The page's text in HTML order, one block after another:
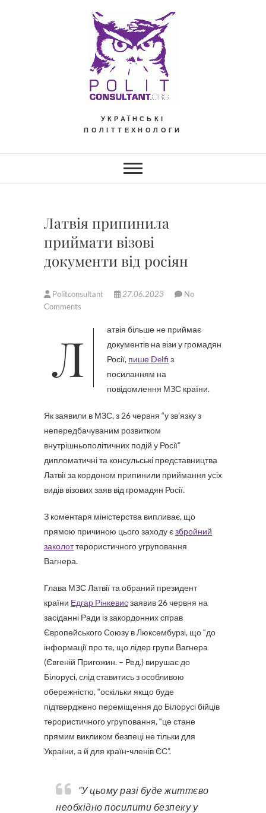
УКРАЇНСЬКІ
ПОЛІТТЕХНОЛОГИ
Латвія припинила
приймати візові
документи від росіян
Politconsultant 27.06.2023
No
Comments
Латвія більше не приймає
документів на візи у громадян
Росії, пише Delfi з
посиланням на
повідомлення МЗС країни.
Як заявили в МЗС, з 26 червня “у зв’язку з
непередбачуваним розвитком
внутрішньополітичних подій у Росії”
дипломатичні та консульські представництва
Латвії за кордоном припинили приймання усіх
видів візових заяв від громадян Росії.
З коментаря міністерства випливає, що
прямою причиною цього заходу єзбройний
заколоттерористичного угруповання
Вагнера.
Глава МЗС Латвії та обраний президент
країни Едгар Рінкевисзаявив 26 червня на
засіданні Ради із закордонних справ
Європейського Союзу в Люксембурзі, що “до
інформації про те, що лідер групи Вагнера
(Євгеній Пригожин. – Ред.) вирушає до
Білорусі, слід ставитись з особливою
обережністю, “оскільки якщо буде
підтверджено переміщення до Білорусі бійців
терористичного угруповання, “це стане
прямим викликом безпеці не тільки для
України, а й для країн-членів ЄС”.
“У цьому разі буде життєво
необхідно посилити безпеку у